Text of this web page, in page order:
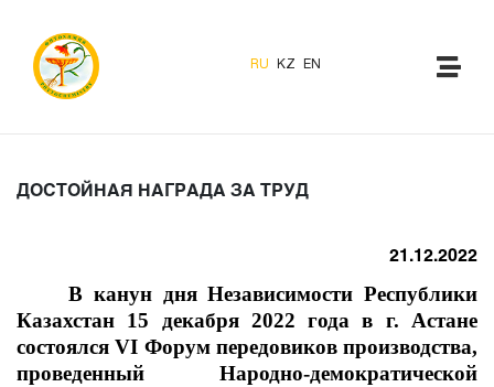
RU KZ EN
ДОСТОЙНАЯ НАГРАДА ЗА ТРУД
21.12.2022
В канун дня Независимости Республики
Казахстан 15 декабря 2022 года в г. Астане
состоялся VI Форум передовиков производства,
проведенный Народно-демократической